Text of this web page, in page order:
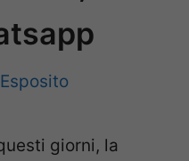
giorni, la